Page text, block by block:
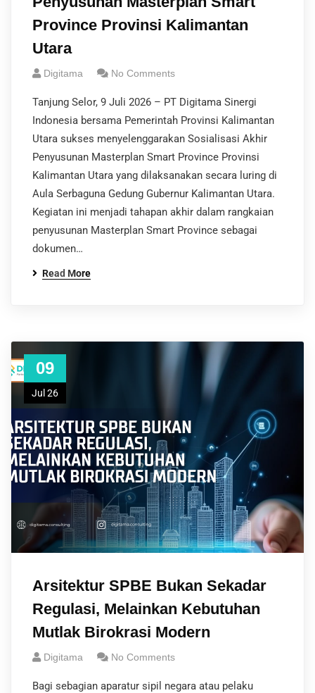
Province Provinsi Kalimantan
Utara
Digitama No Comments
Tanjung Selor, 9 Juli 2026 – PT Digitama Sinergi
Indonesia bersama Pemerintah Provinsi Kalimantan
Utara sukses menyelenggarakan Sosialisasi Akhir
Penyusunan Masterplan Smart Province Provinsi
Kalimantan Utara yang dilaksanakan secara luring di
Aula Serbaguna Gedung Gubernur Kalimantan Utara.
Kegiatan ini menjadi tahapan akhir dalam rangkaian
penyusunan Masterplan Smart Province sebagai
dokumen…
Read More
09
Jul 26
Arsitektur SPBE Bukan Sekadar
Regulasi, Melainkan Kebutuhan
Mutlak Birokrasi Modern
Digitama No Comments
Bagi sebagian aparatur sipil negara atau pelaku